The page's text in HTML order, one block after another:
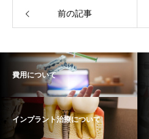
前の記事
費用について
インプラント治療について